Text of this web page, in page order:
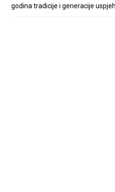
godina tradicije i generacije